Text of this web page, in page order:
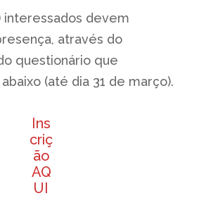
interessados devem
através do
questionário que
(até dia 31 de março).
Ins
criç
ão
AQ
UI